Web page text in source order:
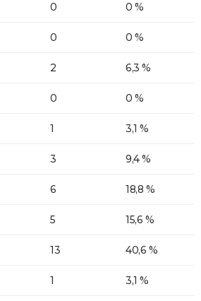
0 0 %
0 0 %
2 6,3 %
0 0 %
1 3,1 %
3 9,4 %
6 18,8 %
5 15,6 %
13 40,6 %
1 3,1 %